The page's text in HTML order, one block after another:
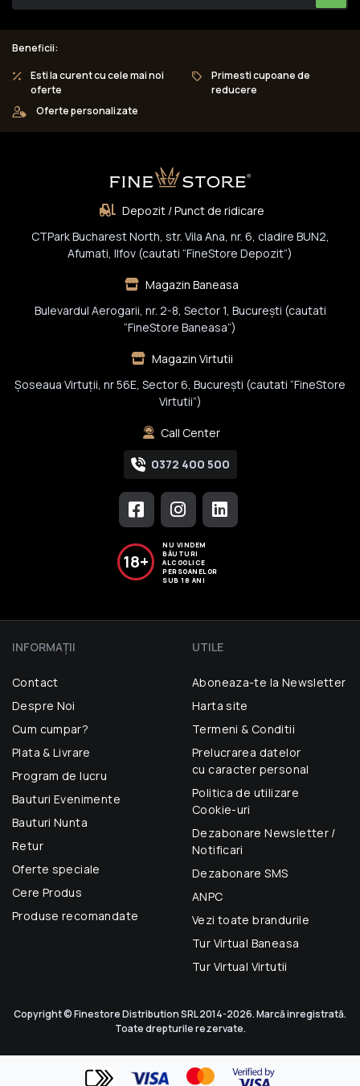
Beneficii:
Esti la curent cu cele mai noi
oferte
Primesti cupoane de
reducere
Oferte personalizate
Depozit / Punct de ridicare
CTPark Bucharest North, str. Vila Ana, nr. 6, cladire BUN2,
Afumati, Ilfov (cautati “FineStore Depozit”)
Magazin Baneasa
Bulevardul Aerogarii, nr. 2-8, Sector 1, Bucureşti (cautati
“FineStore Baneasa”)
Magazin Virtutii
Șoseaua Virtuții, nr 56E, Sector 6, București (cautati “FineStore
Virtutii”)
Call Center
0372 400 500
18+
NU VINDEM
BĂUTURI
ALCOOLICE
PERSOANELOR
SUB 18 ANI
INFORMAŢII
Contact
Despre Noi
Cum cumpar?
Plata & Livrare
Program de lucru
Bauturi Evenimente
Bauturi Nunta
Retur
Oferte speciale
Cere Produs
Produse recomandate
UTILE
Aboneaza-te la Newsletter
Harta site
Termeni & Conditii
Prelucrarea datelor
cu caracter personal
Politica de utilizare
Cookie-uri
Dezabonare Newsletter /
Notificari
Dezabonare SMS
ANPC
Vezi toate brandurile
Tur Virtual Baneasa
Tur Virtual Virtutii
Copyright © Finestore Distribution SRL 2014-2026. Marcă inregistrată.
Toate drepturile rezervate.